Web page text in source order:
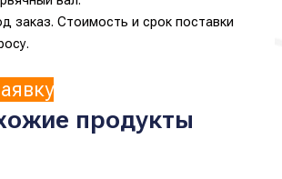
заказ. Стоимость и срок поставки
продукты